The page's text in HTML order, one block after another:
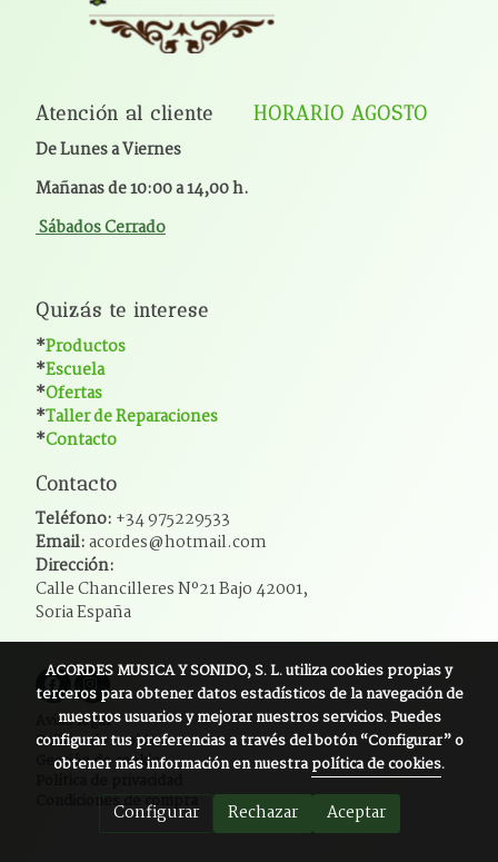
Atención al cliente HORARIO AGOSTO
De Lunes a Viernes
Mañanas de 10:00 a 14,00 h.
Sábados Cerrado
Quizás te interese
*Productos
*Escuela
*Ofertas
*Taller de Reparaciones
*Contacto
Contacto
Teléfono: +34 975229533
Email:acordes@hotmail.com
Dirección:
Calle Chancilleres Nº21 Bajo 42001,
Soria España
Aviso legal
Política de cookies
Gestión de cookies
Condiciones de compra
ACORDES MUSICA Y SONIDO, S. L.utiliza cookies propias y
terceros para obtener datos estadísticos de la navegación de
nuestros usuarios y mejorar nuestros servicios. Puedes
configurar tus preferencias a través del botón “Configurar” o
obtener más información en nuestrapolítica de cookies.
Configurar Rechazar Aceptar